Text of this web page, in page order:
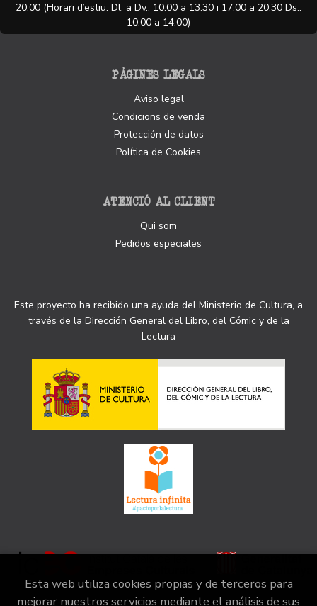
20.00 (Horari d’estiu: Dl. a Dv.: 10.00 a 13.30 i 17.00 a 20.30 Ds.:
10.00 a 14.00)
PÀGINES LEGALS
Aviso legal
Condicions de venda
Protección de datos
Política de Cookies
ATENCIÓ AL CLIENT
Qui som
Pedidos especiales
Este proyecto ha recibido una ayuda del Ministerio de Cultura, a
través de la Dirección General del Libro, del Cómic y de la
Lectura
Esta web utiliza cookies propias y de terceros para
mejorar nuestros servicios mediante el análisis de sus